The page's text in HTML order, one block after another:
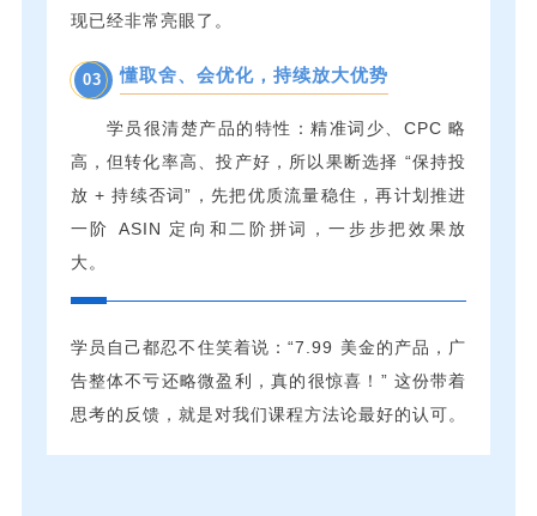
现已经非常亮眼了。
03 懂取舍、会优化，持续放大优势
学员很清楚产品的特性：精准词少、CPC 略
高，但转化率高、投产好，所以果断选择 “保持投
放 + 持续否词”，先把优质流量稳住，再计划推进
一阶 ASIN 定向和二阶拼词，一步步把效果放
大。
学员自己都忍不住笑着说：“7.99 美金的产品，广
告整体不亏还略微盈利，真的很惊喜！” 这份带着
思考的反馈，就是对我们课程方法论最好的认可。